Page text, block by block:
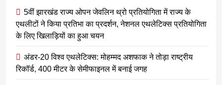
5वीं झारखंड राज्य ओपन जेवलिन थ्रो प्रतियोगिता में राज्य के
एथलीटों ने किया प्रतिभा का प्रदर्शन, नेशनल एथलेटिक्स प्रतियोगिता
के लिए खिलाड़ियों का हुआ चयन
अंडर-20 विश्व एथलेटिक्स: मोहम्मद अशफाक ने तोड़ा राष्ट्रीय
रिकॉर्ड, 400 मीटर के सेमीफाइनल में बनाई जगह